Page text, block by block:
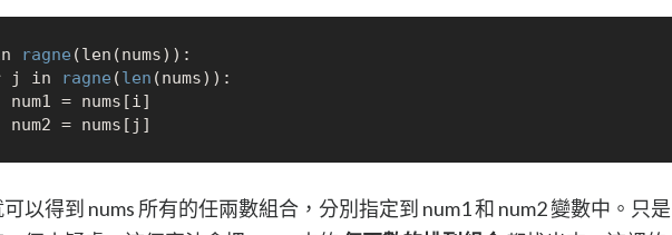
ragne (len(nums)):
j in
ragne (len (nums)):
以得到 nums 所有的任兩數組合，分別指定到 num1 和 num2 變數中。只是